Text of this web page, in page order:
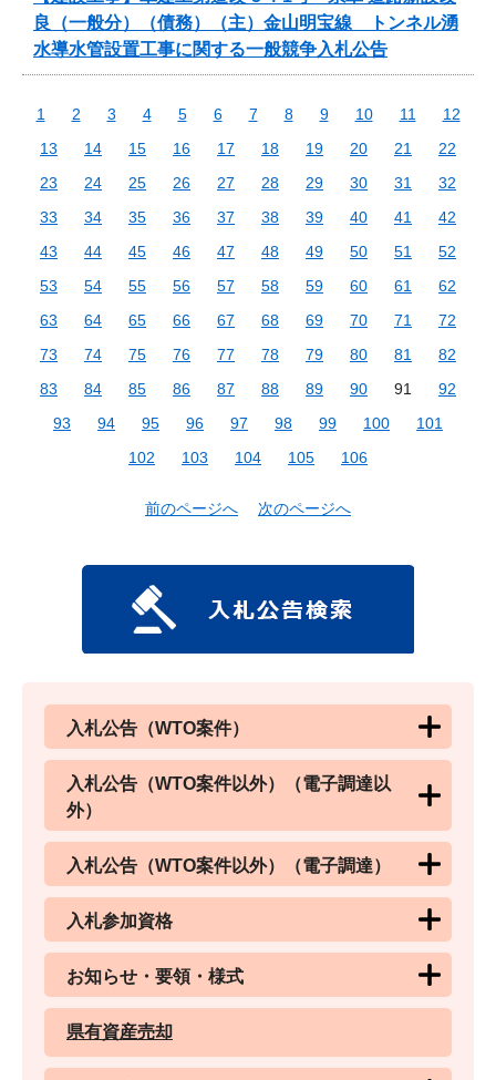
良（一般分）（債務）（主）金山明宝線 トンネル湧
水導水管設置工事に関する一般競争入札公告
1 2 3 4 5 6 7 8 9 10 11
12
13
14 15 16 17 18 19 20 21
22
23
24 25 26 27 28 29 30 31
32
33
34 35 36 37 38 39 40 41
42
43
44 45 46 47 48 49 50 51
52
53
54 55 56 57 58 59 60 61
62
63
64 65 66 67 68 69 70 71
72
73
74 75 76 77 78 79 80 81
82
83
84 85 86 87 88 89 90 91
92
93
94 95 96 97 98 99 100
101
102
103 104 105 106
前のページへ 次のページへ
入札公告（WTO案件）
入札公告（WTO案件以外）（電子調達以
外）
入札公告（WTO案件以外）（電子調達）
入札参加資格
お知らせ・要領・様式
県有資産売却